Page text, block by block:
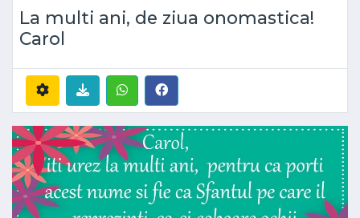
La multi ani, de ziua onomastica!
Carol